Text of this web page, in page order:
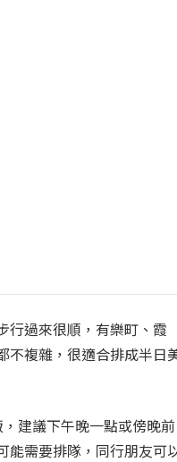
行過來很順，有樂町、霞
不複雜，很適合排成半日
建議下午晚一點或傍晚前
能需要排隊，同行朋友可